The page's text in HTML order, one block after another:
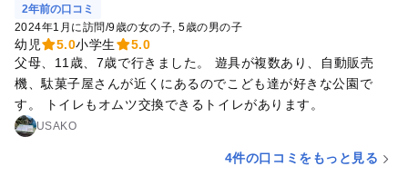
2年前の口コミ
2024年1月に訪問/9歳の女の子 5歳の男の子
幼児 5.0小学生
5.0
父母、11歳、7歳で行きました。 遊具が複数あり、自動販売
機、駄菓子屋さんが近くにあるのでこども達が好きな公園で
す。 トイレもオムツ交換できるトイレがあります。
USAKO
4件の口コミをもっと見る